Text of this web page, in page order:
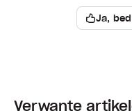
Ja,
Verwante